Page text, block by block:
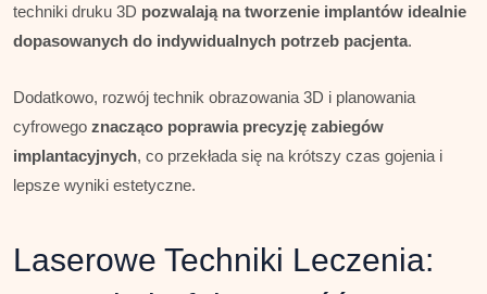
techniki druku 3D pozwalają na tworzenie implantów idealnie
dopasowanych do indywidualnych potrzeb pacjenta.
Dodatkowo, rozwój technik obrazowania 3D i planowania
cyfrowego znacząco poprawia precyzję zabiegów
implantacyjnych, co przekłada się na krótszy czas gojenia i
lepsze wyniki estetyczne.
Laserowe Techniki Leczenia: